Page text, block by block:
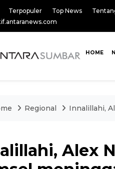
Terpopuler Top News
HOME
Regional Innalillahi,
Alex